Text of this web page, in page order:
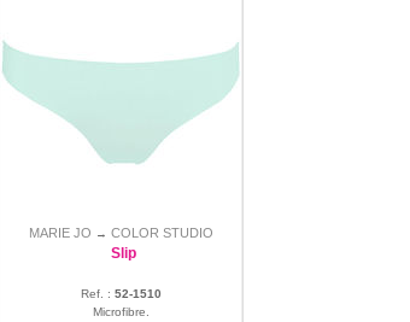
MARIE JO → COLOR STUDIO
Slip
Ref. : 52-1510
Microfibre.